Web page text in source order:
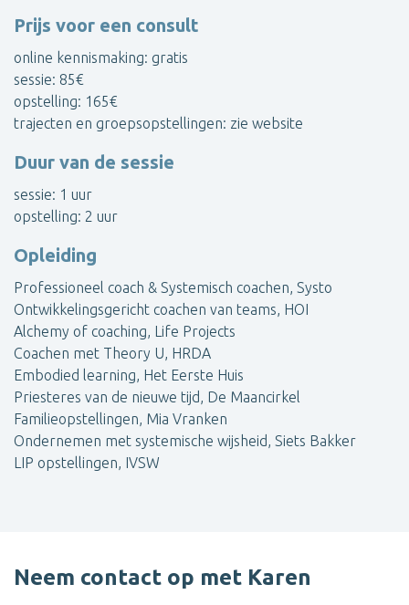
Prijs voor een consult
online kennismaking: gratis
sessie: 85€
opstelling: 165€
trajecten en groepsopstellingen: zie website
Duur van de sessie
sessie: 1 uur
opstelling: 2 uur
Opleiding
Professioneel coach & Systemisch coachen, Systo
Ontwikkelingsgericht coachen van teams, HOI
Alchemy of coaching, Life Projects
Coachen met Theory U, HRDA
Embodied learning, Het Eerste Huis
Priesteres van de nieuwe tijd, De Maancirkel
Familieopstellingen, Mia Vranken
Ondernemen met systemische wijsheid, Siets Bakker
LIP opstellingen, IVSW
Neem contact op met Karen